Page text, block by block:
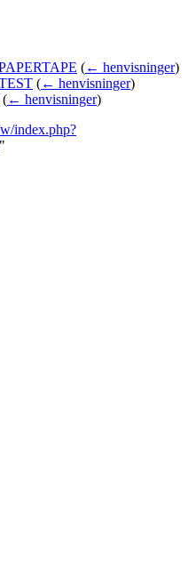
(← henvisninger)
(← henvisninger)
(← henvisninger)
index.php?
"